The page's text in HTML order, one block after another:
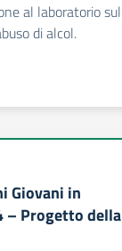
al laboratorio sul
di alcol.
Giovani in
– Progetto della